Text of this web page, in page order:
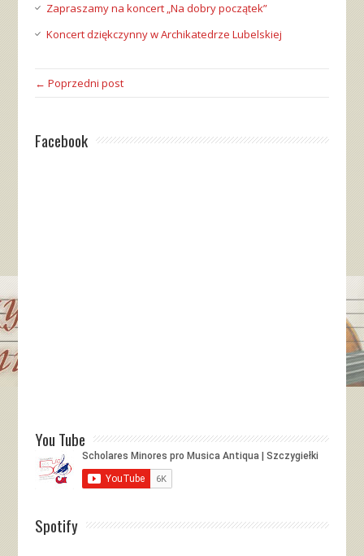
Zapraszamy na koncert „Na dobry początek”
Koncert dziękczynny w Archikatedrze Lubelskiej
← Poprzedni post
Facebook
You Tube
Spotify